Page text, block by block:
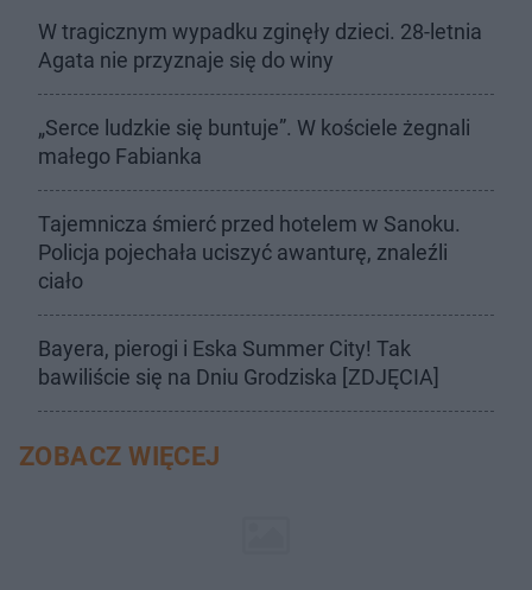
W tragicznym wypadku zginęły dzieci. 28-letnia
Agata nie przyznaje się do winy
„Serce ludzkie się buntuje”. W kościele żegnali
małego Fabianka
Tajemnicza śmierć przed hotelem w Sanoku.
Policja pojechała uciszyć awanturę, znaleźli
ciało
Bayera, pierogi i Eska Summer City! Tak
bawiliście się na Dniu Grodziska [ZDJĘCIA]
ZOBACZ WIĘCEJ